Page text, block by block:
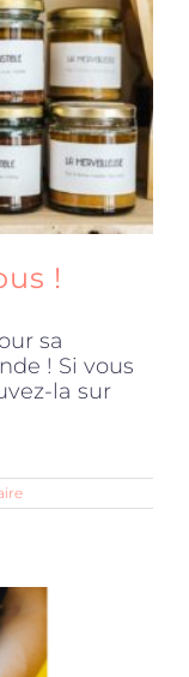
!
sa
! Si vous
la sur